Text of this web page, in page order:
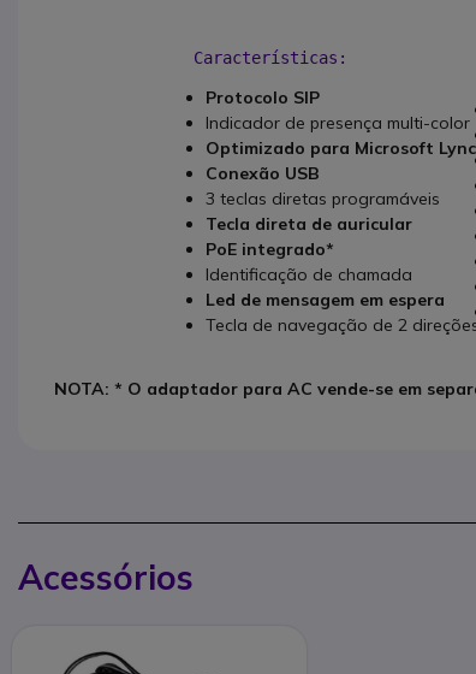
Características:
Protocolo SIP
Indicador de presença multi-color
Optimizado para Microsoft Lync
Conexão USB
3 teclas diretas programáveis
Tecla direta de auricular
PoE integrado*
Identificação de chamada
Led de mensagem em espera
Tecla de navegação de 2
NOTA: * O adaptador para AC vende-se em
Acessórios